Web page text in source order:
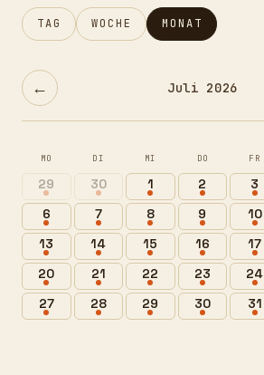
TAG WOCHE MONAT
← Juli 2026
MO DI MI DO FR
29 30 1 2 3
6
7 8 9 10
13
14 15 16 17
20
21 22 23 24
27
28 29 30 31